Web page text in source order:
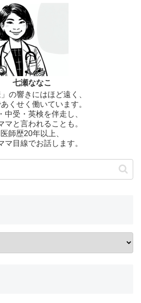
七瀬ななこ
」の響きにはほど遠く、
くせく働いています。
中受・英検を伴走し、
マと言われることも。
医師歴20年以上、
マ目線でお話します。